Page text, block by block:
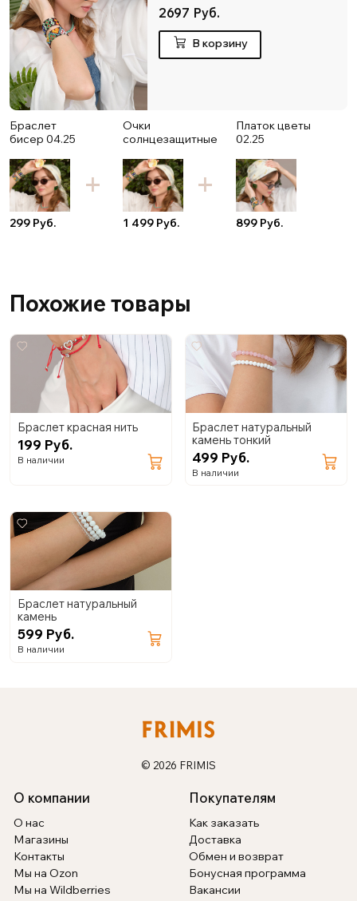
2697 Руб.
В корзину
Браслет
бисер 04.25
299 Руб.
Очки
солнцезащитные
1 499 Руб.
Платок цветы
02.25
899 Руб.
Похожие товары
Браслет красная нить
199 Руб.
В наличии
Браслет натуральный
камень тонкий
499 Руб.
В наличии
Браслет натуральный
камень
599 Руб.
В наличии
© 2026 FRIMIS
О компании
О нас
Магазины
Контакты
Мы на Ozon
Мы на Wildberries
Покупателям
Как заказать
Доставка
Обмен и возврат
Бонусная программа
Вакансии